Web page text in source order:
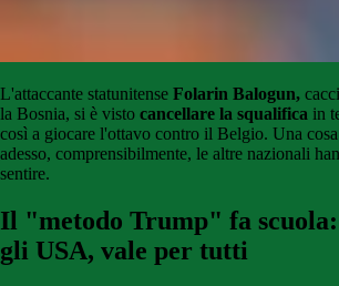
L'attaccante statunitense Folarin Balogun,
la Bosnia, si è visto cancellare la squalifica in
così a giocare l'ottavo contro il Belgio. Una
adesso, comprensibilmente, le altre nazionali
sentire.
Il "metodo Trump" fa scuola:
gli USA, vale per tutti